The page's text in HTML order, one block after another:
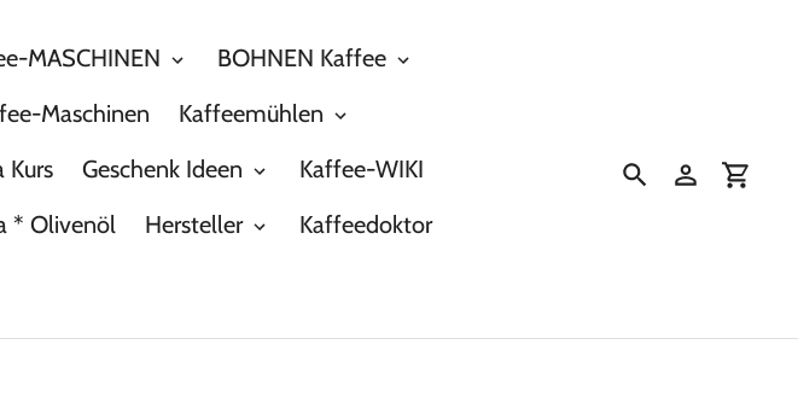
MASCHINEN
BOHNEN Kaffee
Maschinen
Kaffeemühlen
Kurs Geschenk Ideen
Kaffee-WIKI
* Olivenöl Hersteller
Kaffeedoktor
SuchenEinloggen